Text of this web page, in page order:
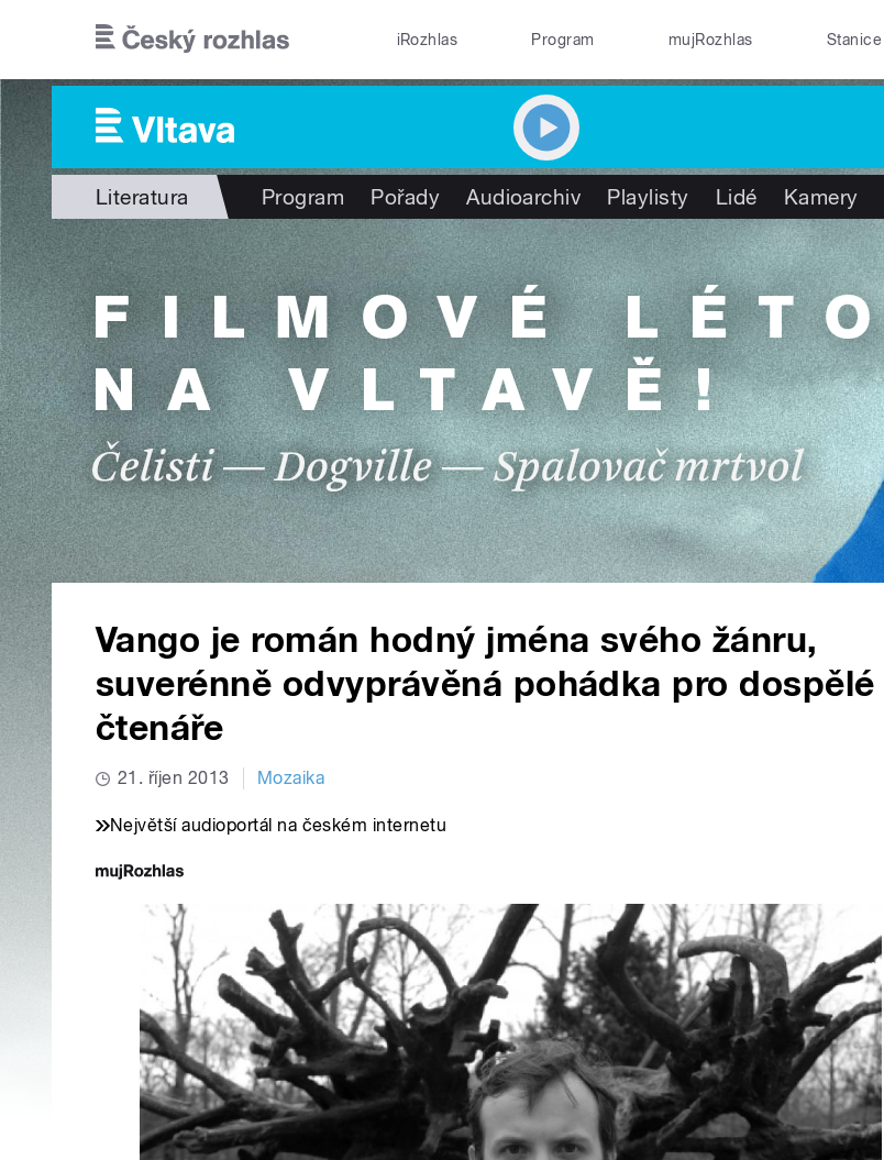
iRozhlas Program mujRozhlas Stanice
Literatura Program Pořady Audioarchiv Playlisty Lidé Kamery
Vango je román hodný jména svého žánru,
suverénně odvyprávěná pohádka pro dospělé
čtenáře
21. říjen 2013 Mozaika
Největší audioportál na českém internetu